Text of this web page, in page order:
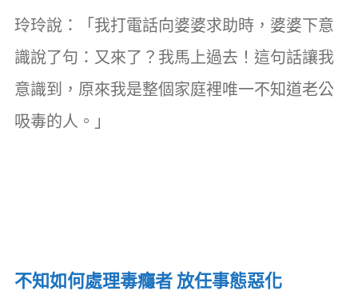
玲玲說：「我打電話向婆婆求助時，婆婆下意
識說了句：又來了？我馬上過去！這句話讓我
意識到，原來我是整個家庭裡唯一不知道老公
吸毒的人。」
不知如何處理毒癮者 放任事態惡化